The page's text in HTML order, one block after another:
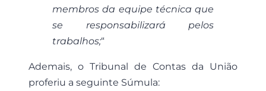
membros da equipe técnica que
se responsabilizará pelos
trabalhos;“
Ademais, o Tribunal de Contas da União
proferiu a seguinte Súmula: